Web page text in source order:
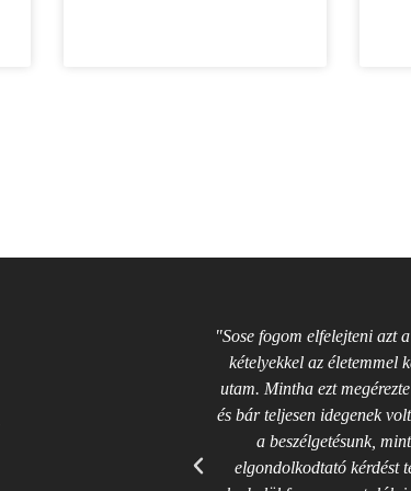
"Sose fogom elfelejteni azt
kételyekkel az életemmel
utam. Mintha ezt
és bár teljesen idegenek
a beszélgetésunk,
elgondolkodtató kérdést